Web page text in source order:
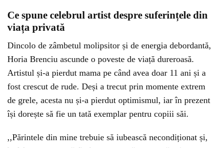
Ce spune celebrul artist despre suferințele din
viața privată
Dincolo de zâmbetul molipsitor și de energia debordantă,
Horia Brenciu ascunde o poveste de viață dureroasă.
Artistul și-a pierdut mama pe când avea doar 11 ani și a
fost crescut de rude. Deși a trecut prin momente extrem
de grele, acesta nu și-a pierdut optimismul, iar în prezent
își dorește să fie un tată exemplar pentru copiii săi.
,,Părintele din mine trebuie să iubească necondiționat și,